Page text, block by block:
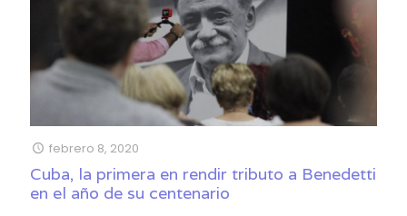
febrero 8, 2020
Cuba, la primera en rendir tributo a Benedetti
en el año de su centenario